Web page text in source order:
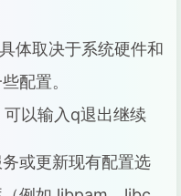
体取决于系统硬件和
配置。
以输入q退出继续
或更新现有配置选